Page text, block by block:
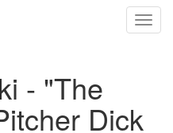
- "The
Dick